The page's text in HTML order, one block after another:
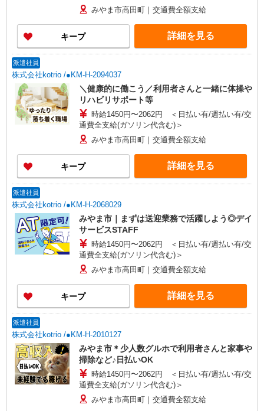
みやま市高田町｜交通費全額支給
キープ 詳細を見る
派遣社員
株式会社kotrio /●KM-H-2094037
＼健康的に働こう／利用者さんと一緒に体操や
リハビリサポート等
時給1450円〜2062円 ＜日払い有/週払い有/交
通費全支給(ガソリン代含む)＞
みやま市高田町｜交通費全額支給
キープ 詳細を見る
派遣社員
株式会社kotrio /●KM-H-2068029
みやま市｜まずは送迎業務で活躍しよう◎デイ
サービスSTAFF
時給1450円〜2062円 ＜日払い有/週払い有/交
通費全支給(ガソリン代含む)＞
みやま市高田町｜交通費全額支給
キープ 詳細を見る
派遣社員
株式会社kotrio /●KM-H-2010127
みやま市＊少人数グルホで利用者さんと家事や
掃除など♪日払いOK
時給1450円〜2062円 ＜日払い有/週払い有/交
通費全支給(ガソリン代含む)＞
みやま市高田町｜交通費全額支給